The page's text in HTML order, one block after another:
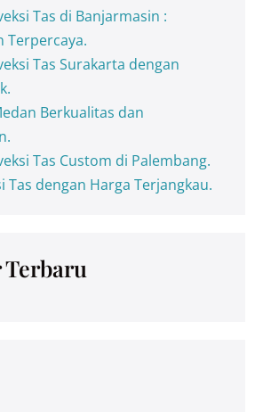
Tas di Banjarmasin :
Terpercaya.
Tas Surakarta dengan
Berkualitas dan
Tas Custom di Palembang.
Tas dengan Harga Terjangkau.